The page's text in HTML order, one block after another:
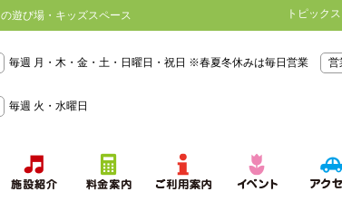
遊び場・キッズスペース トピックス
毎週 月・木・金・土・日曜日・祝日 ※春夏冬休みは毎日営業 営
毎週 火・水曜日